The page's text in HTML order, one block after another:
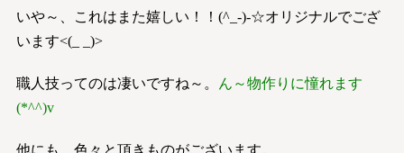
いや～、これはまた嬉しい！！(^_-)-☆オリジナルでござ
います<(_ _)>
職人技ってのは凄いですね～。
ん～物作りに憧れます
(*^^)v
他にも、色々と頂きものがございます。